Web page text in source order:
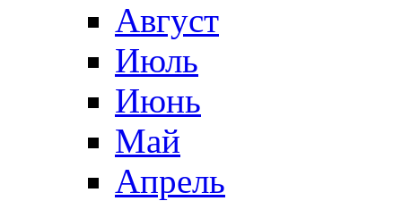
Август
Июль
Июнь
Май
Апрель